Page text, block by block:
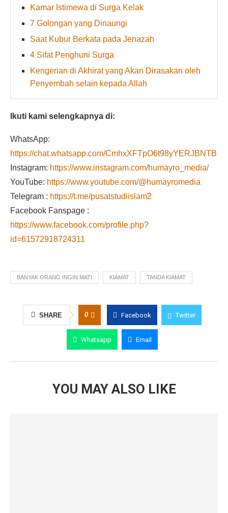
Kamar Istimewa di Surga Kelak
7 Golongan yang Dinaungi
Saat Kubur Berkata pada Jenazah
4 Sifat Penghuni Surga
Kengerian di Akhirat yang Akan Dirasakan oleh
Penyembah selain kepada Allah
Ikuti kami selengkapnya di:
WhatsApp:
https://chat.whatsapp.com/CmhxXFTpO6t98yYERJBNTB
Instagram: https://www.instagram.com/humayro_media/
YouTube: https://www.youtube.com/@humayromedia
Telegram : https://t.me/pusatstudiislam2
Facebook Fanspage :
https://www.facebook.com/profile.php?
id=61572918724311
BANYAK ORANG INGIN MATI KIAMAT TANDA KIAMAT
SHARE 0 Facebook Twitter
Whatsapp Email
YOU MAY ALSO LIKE